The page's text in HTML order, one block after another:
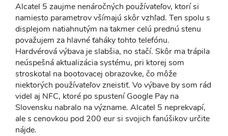
Alcatel 5 zaujme nenáročných používateľov, ktorí si
namiesto parametrov všímajú skôr vzhľad. Ten spolu s
displejom natiahnutým na takmer celú prednú stenu
považujem za hlavné ťaháky tohto telefónu.
Hardvérová výbava je slabšia, no stačí. Skôr ma trápila
neúspešná aktualizácia systému, pri ktorej som
stroskotal na bootovacej obrazovke, čo môže
niektorých používateľov zneistiť. Vo výbave by som rád
videl aj NFC, ktoré po spustení Google Pay na
Slovensku nabralo na význame. Alcatel 5 neprekvapí,
ale s cenovkou pod 200 eur si svojich fanúšikov určite
nájde.